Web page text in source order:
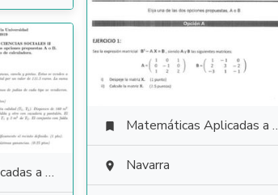
 Matemáticas Aplicadas a las Ciencias Sociales
 Navarra
Sociales